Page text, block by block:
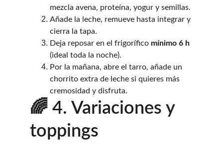
mezcla avena, proteína, yogur y semillas.
Añade la leche, remueve hasta integrar y
cierra la tapa.
Deja reposar en el frigorífico mínimo 6 h
(ideal toda la noche).
Por la mañana, abre el tarro, añade un
chorrito extra de leche si quieres más
cremosidad y disfruta.
🌈 4. Variaciones y
toppings